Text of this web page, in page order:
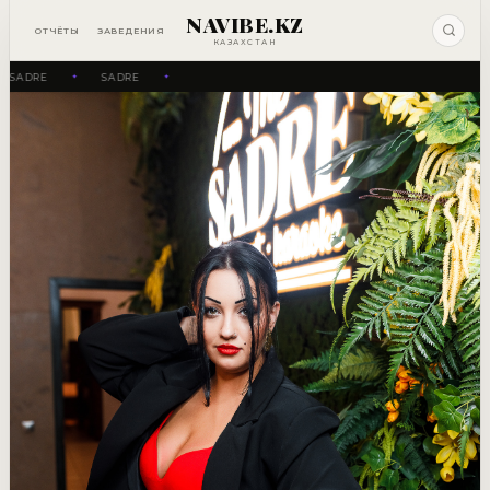
ОТЧЁТЫ ЗАВЕДЕНИЯ NAVIBE.KZ
КАЗАХСТАН
SADRE SADRE